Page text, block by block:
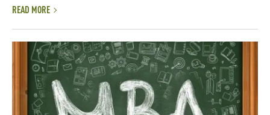
READ MORE